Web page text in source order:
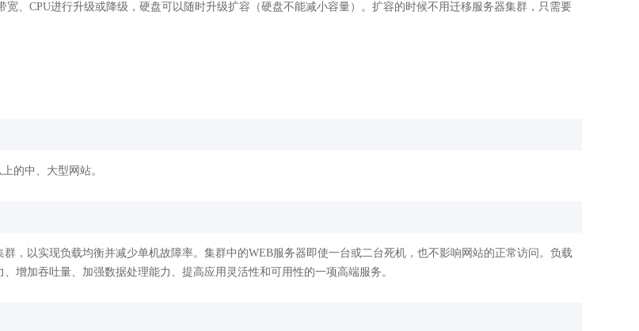
、CPU进行升级或降级，硬盘可以随时升级扩容（硬盘不能减小容量）。扩容的时候不用迁移服务器集群，只需要
的中、大型网站。
，以实现负载均衡并减少单机故障率。集群中的WEB服务器即使一台或二台死机，也不影响网站的正常访问。负载
增加吞吐量、加强数据处理能力、提高应用灵活性和可用性的一项高端服务。